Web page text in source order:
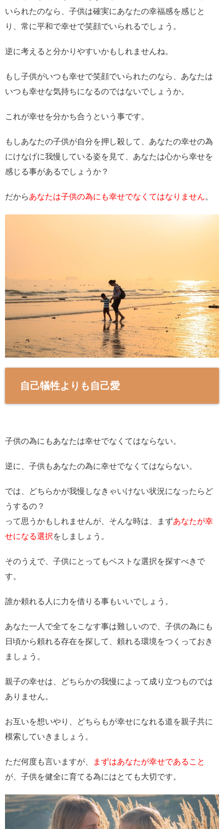
いられたのなら、子供は確実にあなたの幸福感を感じと
り、常に平和で幸せで笑顔でいられるでしょう。
逆に考えると分かりやすいかもしれませんね。
もし子供がいつも幸せで笑顔でいられたのなら、あなたは
いつも幸せな気持ちになるのではないでしょうか。
これが幸せを分かち合うという事です。
もしあなたの子供が自分を押し殺して、あなたの幸せの為
にけなげに我慢している姿を見て、あなたは心から幸せを
感じる事があるでしょうか？
だからあなたは子供の為にも幸せでなくてはなりません。
自己犠牲よりも自己愛
子供の為にもあなたは幸せでなくてはならない。
逆に、子供もあなたの為に幸せでなくてはならない。
では、どちらかが我慢しなきゃいけない状況になったらど
うするの？
って思うかもしれませんが、そんな時は、まずあなたが幸
せになる選択をしましょう。
そのうえで、子供にとってもベストな選択を探すべきで
す。
誰か頼れる人に力を借りる事もいいでしょう。
あなた一人で全てをこなす事は難しいので、子供の為にも
日頃から頼れる存在を探して、頼れる環境をつくっておき
ましょう。
親子の幸せは、どちらかの我慢によって成り立つものでは
ありません。
お互いを想いやり、どちらもが幸せになれる道を親子共に
模索していきましょう。
ただ何度も言いますが、
まずはあなたが幸せであること
が、子供を健全に育てる為にはとても大切です。